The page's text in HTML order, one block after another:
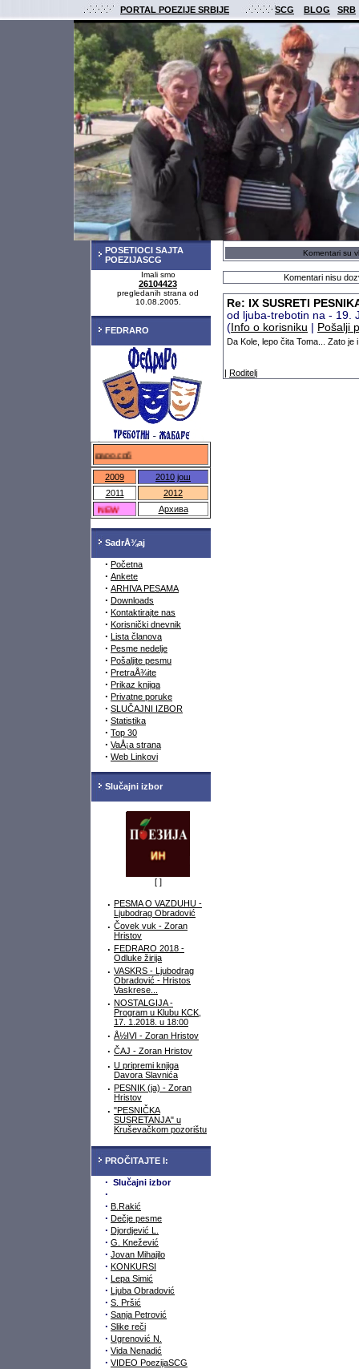
PORTAL POEZIJE SRBIJE SCG BLOG SRB
POSETIOCI SAJTA
POEZIJASCG
Imali smo
26104423
pregledanih strana od
10.08.2005.
FEDRARO
федраро.срб
2009 2010 још
2011
2012
NEW
Архива
SadrÅ¾aj
· Početna
· Ankete
· ARHIVA PESAMA
· Downloads
· Kontaktirajte nas
· Korisnički dnevnik
· Lista članova
· Pesme nedelje
· Pošaljite pesmu
· PretraÅ¾ite
· Prikaz knjiga
· Privatne poruke
· SLUČAJNI IZBOR
· Statistika
· Top 30
· VaÅ¡a strana
· Web Linkovi
Slučajni izbor
[ ]
· PESMA O VAZDUHU -
Ljubodrag Obradović
· Čovek vuk - Zoran
Hristov
· FEDRARO 2018 -
Odluke žirija
· VASKRS - Ljubodrag
Obradović - Hristos
Vaskrese...
· NOSTALGIJA -
Program u Klubu KCK,
17. 1.2018. u 18:00
· Å½IVI - Zoran Hristov
· ČAJ - Zoran Hristov
· U pripremi knjiga
Davora Slavnića
· PESNIK (ja) - Zoran
Hristov
· "PESNIČKA
SUSRETANJA" u
Kruševačkom pozorištu
PROČITAJTE I:
· Slučajni izbor
·
· B.Rakić
· Dečje pesme
· Djordjević L.
· G. Knežević
· Jovan Mihajilo
· KONKURSI
· Lepa Simić
· Ljuba Obradović
· S. Pršić
· Sanja Petrović
· Slike reči
· Ugrenović N.
· Vida Nenadić
· VIDEO PoezijaSCG
Komentari su
Komentari nisu
Re: IX SUSRETI
od ljuba-trebotin na - 19.
( Info o korisniku Pošalji
Da Kole, lepo čita Toma... Zato
| Roditelj